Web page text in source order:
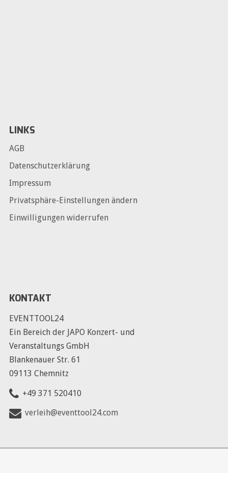
LINKS
AGB
Datenschutzerklärung
Impressum
Privatsphäre-Einstellungen ändern
Einwilligungen widerrufen
KONTAKT
EVENTTOOL24
Ein Bereich der JAPO Konzert- und
Veranstaltungs GmbH
Blankenauer Str. 61
09113 Chemnitz
+49 371 520410
verleih@eventtool24.com